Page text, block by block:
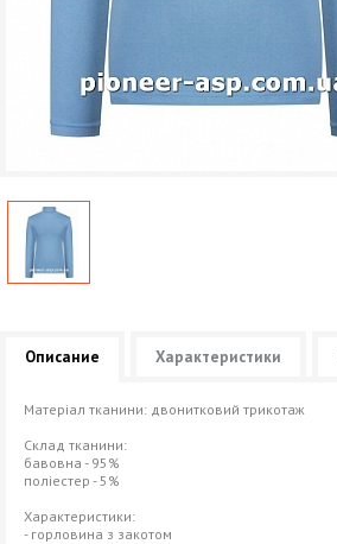
Описание Характеристики
Матеріал тканини: двонитковий трикотаж
Склад тканини:
бавовна - 95%
поліестер - 5%
Характеристики:
- горловина з закотом